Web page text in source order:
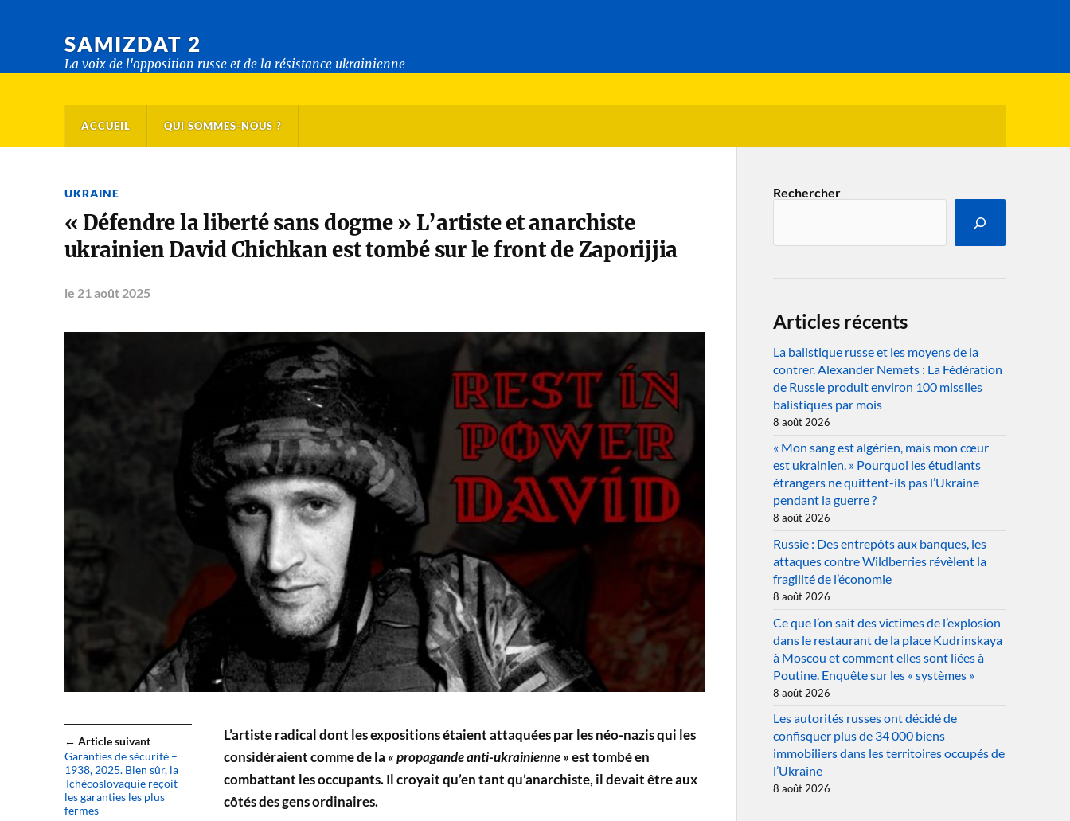
SAMIZDAT 2
La voix de l'opposition russe et de la résistance ukrainienne
ACCUEIL QUI SOMMES-NOUS ?
UKRAINE
« Défendre la liberté sans dogme » L’artiste et anarchiste
ukrainien David Chichkan est tombé sur le front de Zaporijjia
le 21 août 2025
← Article suivant
Garanties de sécurité –
1938, 2025. Bien sûr, la
Tchécoslovaquie reçoit
les garanties les plus
fermes
L’artiste radical dont les expositions étaient attaquées par les néo-nazis qui les
considéraient comme de la « propagande anti-ukrainienne »est tombé en
combattant les occupants. Il croyait qu’en tant qu’anarchiste, il devait être aux
côtés des gens ordinaires.
Rechercher
Articles récents
La balistique russe et les moyens de la
contrer. Alexander Nemets : La Fédération
de Russie produit environ 100 missiles
balistiques par mois
8 août 2026
« Mon sang est algérien, mais mon cœur
est ukrainien. » Pourquoi les étudiants
étrangers ne quittent-ils pas l’Ukraine
pendant la guerre ?
8 août 2026
Russie : Des entrepôts aux banques, les
attaques contre Wildberries révèlent la
fragilité de l’économie
8 août 2026
Ce que l’on sait des victimes de l’explosion
dans le restaurant de la place Kudrinskaya
à Moscou et comment elles sont liées à
Poutine. Enquête sur les « systèmes »
8 août 2026
Les autorités russes ont décidé de
confisquer plus de 34 000 biens
immobiliers dans les territoires occupés de
l’Ukraine
8 août 2026